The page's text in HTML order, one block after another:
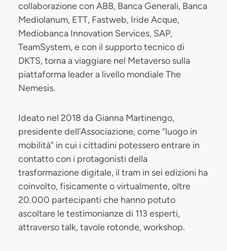
collaborazione con ABB, Banca Generali, Banca
Mediolanum, ETT, Fastweb, Iride Acque,
Mediobanca Innovation Services, SAP,
TeamSystem, e con il supporto tecnico di
DKTS, torna a viaggiare nel Metaverso sulla
piattaforma leader a livello mondiale The
Nemesis.
Ideato nel 2018 da Gianna Martinengo,
presidente dell’Associazione, come “luogo in
mobilità” in cui i cittadini potessero entrare in
contatto con i protagonisti della
trasformazione digitale, il tram in sei edizioni ha
coinvolto, fisicamente o virtualmente, oltre
20.000 partecipanti che hanno potuto
ascoltare le testimonianze di 113 esperti,
attraverso talk, tavole rotonde, workshop.